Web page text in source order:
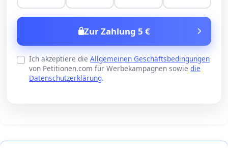
Zur Zahlung 5 €
Ich akzeptiere die Allgemeinen Geschäftsbedingungen
von Petitionen.com für Werbekampagnen sowie die
Datenschutzerklärung.